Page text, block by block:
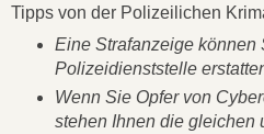
Tipps von der Polizeilichen
Eine Strafanzeige können
Polizeidienststelle
Wenn Sie Opfer von
stehen Ihnen die gleichen